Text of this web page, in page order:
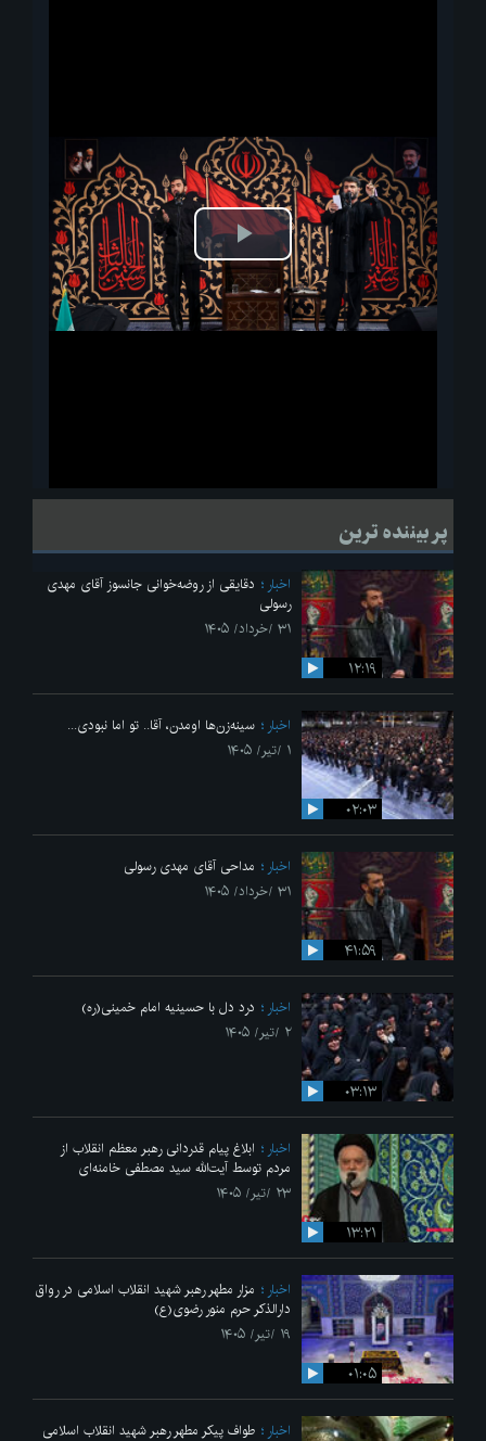
پخش
ویدیو
لحظاتی از قرائت زیارت اربعین امام حسین(ع) در مراسم عزاداری هیئات
پر بیننده ترین
۱۲:۱۹
اخبار
دقایقی از روضه‌خوانی جانسوز آقای مهدی
رسولی
۳۱ /خرداد/ ۱۴۰۵
۰۲:۰۳
اخبار
سینه‌زن‌ها اومدن،‌ آقا.. تو اما نبودی...
۱ /تیر/ ۱۴۰۵
۴۱:۵۹
اخبار
مداحی آقای مهدی رسولی
۳۱ /خرداد/ ۱۴۰۵
۰۳:۱۳
اخبار
درد دل با حسینیه امام خمینی(ره)
۲ /تیر/ ۱۴۰۵
۱۳:۲۱
اخبار
ابلاغ پیام قدردانی رهبر معظم انقلاب از
مردم توسط آیت‌الله سید مصطفی خامنه‌ای
۲۳ /تیر/ ۱۴۰۵
۰۱:۰۵
اخبار
مزار مطهر رهبر شهید انقلاب اسلامی در رواق
دارالذکر حرم منور رضوی(ع)
۱۹ /تیر/ ۱۴۰۵
اخبار
طواف پیکر مطهر رهبر شهید انقلاب اسلامی